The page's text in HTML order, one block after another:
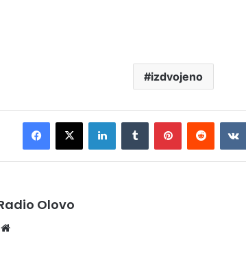
izdvojeno
Facebook
X LinkedInTumblr PinterestReddit
Olovo